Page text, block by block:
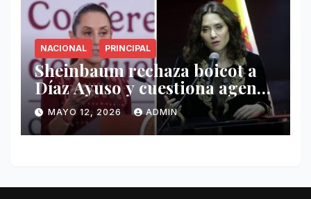
NACIONAL PRINCIPAL
Sheinbaum rechaza boicot a
Díaz Ayuso y cuestiona agenda
de funcionaria española
MAYO 12, 2026 ADMIN